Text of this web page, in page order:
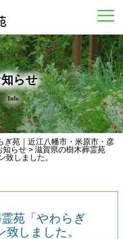
らせ
Info
ぎ苑｜近江八幡市・米原市・彦
知らせ > 滋賀県の樹木葬霊苑
致しました。
苑「やわらぎ
しました。